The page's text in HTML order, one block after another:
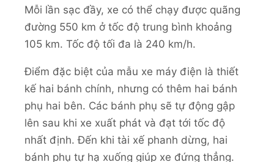
Mỗi lần sạc đầy, xe có thể chạy được quãng
đường 550 km ở tốc độ trung bình khoảng
105 km. Tốc độ tối đa là 240 km/h.
Điểm đặc biệt của mẫu xe máy điện là thiết
kế hai bánh chính, nhưng có thêm hai bánh
phụ hai bên. Các bánh phụ sẽ tự động gập
lên sau khi xe xuất phát và đạt tới tốc độ
nhất định. Đến khi tài xế phanh dừng, hai
bánh phụ tự hạ xuống giúp xe đứng thẳng.